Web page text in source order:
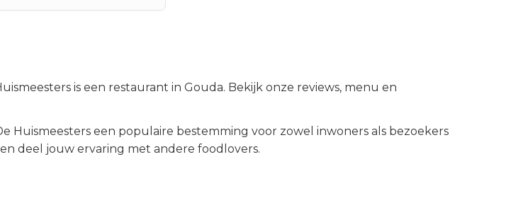
is een restaurant in Gouda. Bekijk onze reviews, menu en
Huismeesters een populaire bestemming voor zowel inwoners als bezoekers
deel jouw ervaring met andere foodlovers.